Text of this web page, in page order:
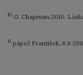
10. G. Chapman.2010.
11.pápež František,